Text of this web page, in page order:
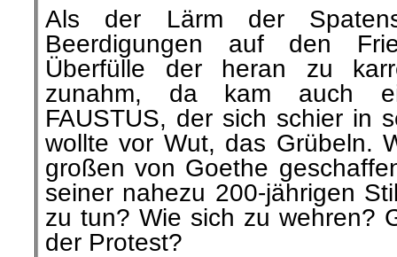
Als der Lärm der
Beerdigungen auf den
Überfülle der heran zu
zunahm, da kam auch
FAUSTUS, der sich schier in
wollte vor Wut, das Grübeln.
großen von Goethe
seiner nahezu 200-jährigen
zu tun? Wie sich zu wehren?
der Protest?